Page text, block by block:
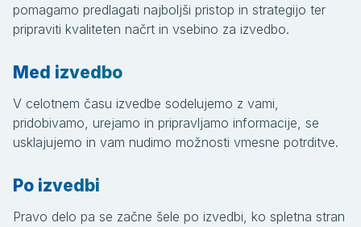
pomagamo predlagati najboljši pristop in strategijo ter
pripraviti kvaliteten načrt in vsebino za izvedbo.
Med izvedbo
V celotnem času izvedbe sodelujemo z vami,
pridobivamo, urejamo in pripravljamo informacije, se
usklajujemo in vam nudimo možnosti vmesne potrditve.
Po izvedbi
Pravo delo pa se začne šele po izvedbi, ko spletna stran